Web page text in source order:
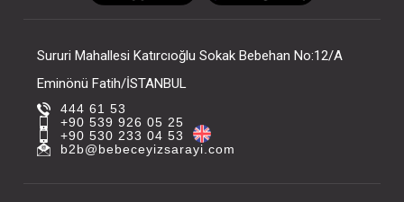
Sururi Mahallesi Katırcıoğlu Sokak Bebehan No:12/A
Eminönü Fatih/İSTANBUL
444 61 53
+90 539 926 05 25
+90 530 233 04 53
b2b@bebeceyizsarayi.com